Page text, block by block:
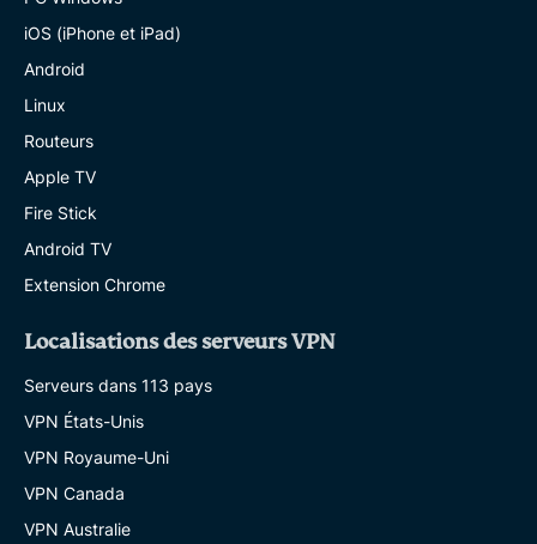
iOS (iPhone et iPad)
Android
Linux
Routeurs
Apple TV
Fire Stick
Android TV
Extension Chrome
Localisations des serveurs VPN
Serveurs dans 113 pays
VPN États-Unis
VPN Royaume-Uni
VPN Canada
VPN Australie